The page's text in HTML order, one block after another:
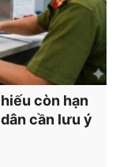
còn hạn
cần lưu ý